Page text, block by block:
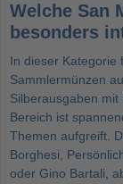
Welche San
besonders
In dieser Kategorie
Sammlermünzen
Silberausgaben
Bereich ist
Themen aufgreift.
Borghesi,
oder Gino Bartali,